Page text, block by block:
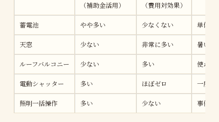
（補助金活用）
（費用対効果）
蓄電池 やや多い 少なくない 単体で
天窓 少ない 非常に多い 暑い・
ルーフバルコニー 少ない 多い 使わな
電動シャッター 多い ほぼゼロ 一度使
照明一括操作 多い 少ない 事例に